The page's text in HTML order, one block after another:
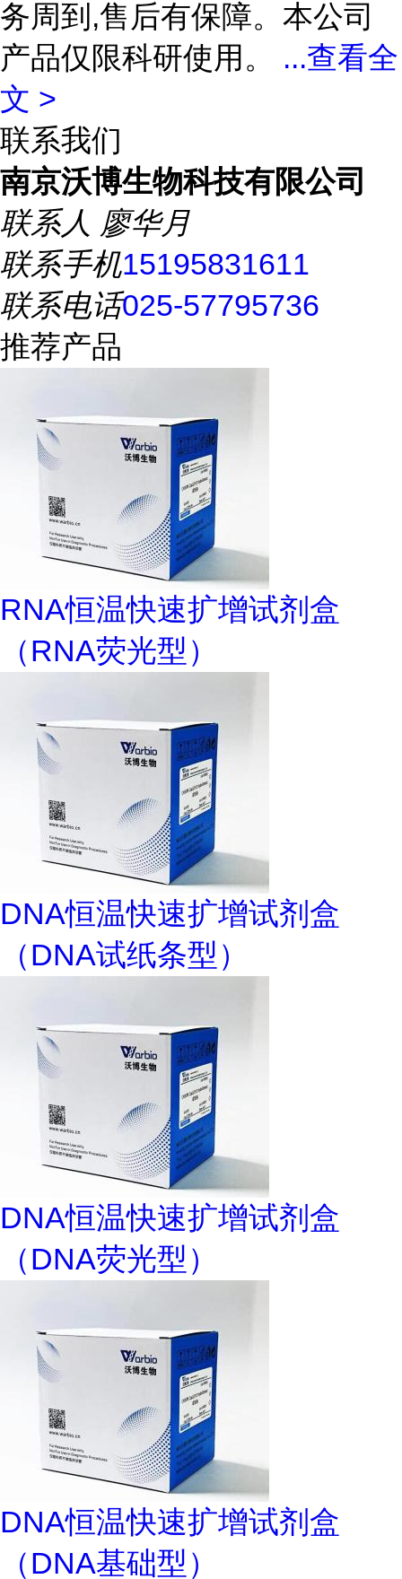
务周到,售后有保障。本公司
产品仅限科研使用。 ...查看全
文 >
联系我们
南京沃博生物科技有限公司
联系人 廖华月
联系手机15195831611
联系电话025-57795736
推荐产品
RNA恒温快速扩增试剂盒
（RNA荧光型）
DNA恒温快速扩增试剂盒
（DNA试纸条型）
DNA恒温快速扩增试剂盒
（DNA荧光型）
DNA恒温快速扩增试剂盒
（DNA基础型）